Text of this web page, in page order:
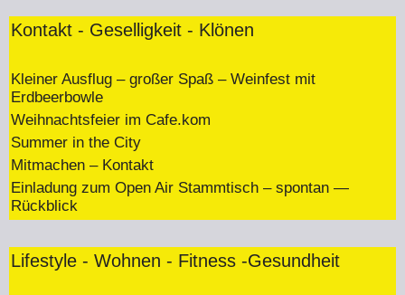
Kontakt - Geselligkeit - Klönen
Kleiner Ausflug – großer Spaß – Weinfest mit
Erdbeerbowle
Weihnachtsfeier im Cafe.kom
Summer in the City
Mitmachen – Kontakt
Einladung zum Open Air Stammtisch – spontan —
Rückblick
Lifestyle - Wohnen - Fitness -Gesundheit